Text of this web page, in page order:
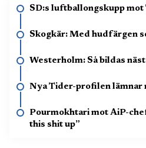
SD:s luftballongskupp
Skogkär: Med hudfärgen
Westerholm: Så bildas
Nya Tider-profilen lämnar
Pourmokhtari mot AiP-
this shit up”